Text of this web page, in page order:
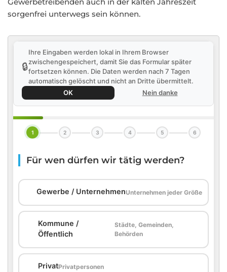
sorgenfrei unterwegs sein können.
🔒
Ihre Eingaben werden lokal in Ihrem Browser
zwischengespeichert, damit Sie das Formular später
fortsetzen können. Die Daten werden nach 7 Tagen
automatisch gelöscht und nicht an Dritte übermittelt.
OK
Nein danke
1 2 3 4 5 6
Für wen dürfen wir tätig werden?
Gewerbe / UnternehmenUnternehmen jeder Größe
Kommune /
Öffentlich
Städte, Gemeinden,
Behörden
PrivatPrivatpersonen